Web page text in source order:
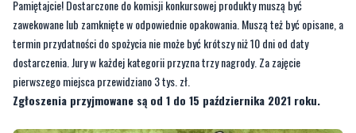
Pamiętajcie! Dostarczone do komisji konkursowej produkty muszą być
zawekowane lub zamknięte w odpowiednie opakowania. Muszą też być opisane, a
termin przydatności do spożycia nie może być krótszy niż 10 dni od daty
dostarczenia. Jury w każdej kategorii przyzna trzy nagrody. Za zajęcie
pierwszego miejsca przewidziano 3 tys. zł.
Zgłoszenia przyjmowane są od 1 do 15 października 2021 roku.